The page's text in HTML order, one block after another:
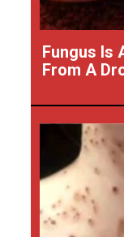
Fungus Is
From A